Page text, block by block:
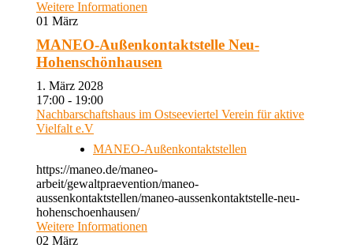
Weitere Informationen
01 März
MANEO-Außenkontaktstelle Neu-
Hohenschönhausen
1. März 2028
17:00 - 19:00
Nachbarschaftshaus im Ostseeviertel Verein für aktive
Vielfalt e.V
MANEO-Außenkontaktstellen
https://maneo.de/maneo-
arbeit/gewaltpraevention/maneo-
aussenkontaktstellen/maneo-aussenkontaktstelle-neu-
hohenschoenhausen/
Weitere Informationen
02 März